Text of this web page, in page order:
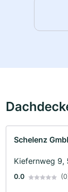
Schelenz
Kiefernweg
0.0